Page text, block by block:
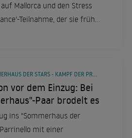
Mallorca und den Stress
Teilnahme, der sie früh
"DAS SOMMERHAUS DER STARS - KAMPF DER PROMIPAARE"
vor dem Einzug: Bei
Paar brodelt es
ins "Sommerhaus der
mit einer